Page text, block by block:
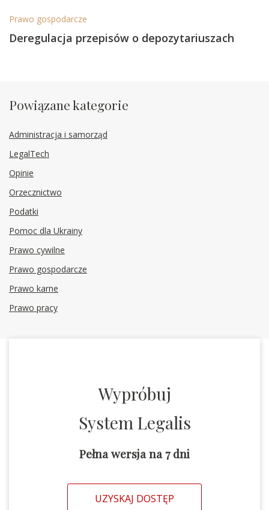
Prawo gospodarcze
Deregulacja przepisów o depozytariuszach
Powiązane kategorie
Administracja i samorząd
LegalTech
Opinie
Orzecznictwo
Podatki
Pomoc dla Ukrainy
Prawo cywilne
Prawo gospodarcze
Prawo karne
Prawo pracy
Wypróbuj
System Legalis
Pełna wersja na 7 dni
UZYSKAJ DOSTĘP